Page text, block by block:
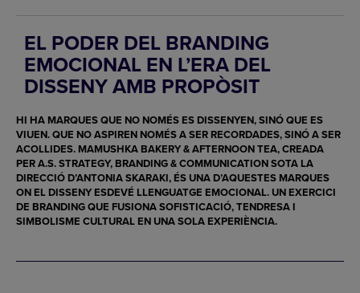
EL PODER DEL BRANDING
EMOCIONAL EN L’ERA DEL
DISSENY AMB PROPÒSIT
HI HA MARQUES QUE NO NOMÉS ES DISSENYEN, SINÓ QUE ES
VIUEN. QUE NO ASPIREN NOMÉS A SER RECORDADES, SINÓ A SER
ACOLLIDES. MAMUSHKA BAKERY & AFTERNOON TEA, CREADA
PERA.S. STRATEGY, BRANDING & COMMUNICATIONSOTA LA
DIRECCIÓ D’ANTONIA SKARAKI, ÉS UNA D’AQUESTES MARQUES
ON EL DISSENY ESDEVÉ LLENGUATGE EMOCIONAL. UN EXERCICI
DE BRANDING QUE FUSIONA SOFISTICACIÓ, TENDRESA I
SIMBOLISME CULTURAL EN UNA SOLA EXPERIÈNCIA.